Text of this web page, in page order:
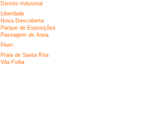
Distrito Industrial
Liberdade
Nova Descoberta
Parque de Exposições
Passagem de Areia
Pium
Praia de Santa Rita
Vila Foilia